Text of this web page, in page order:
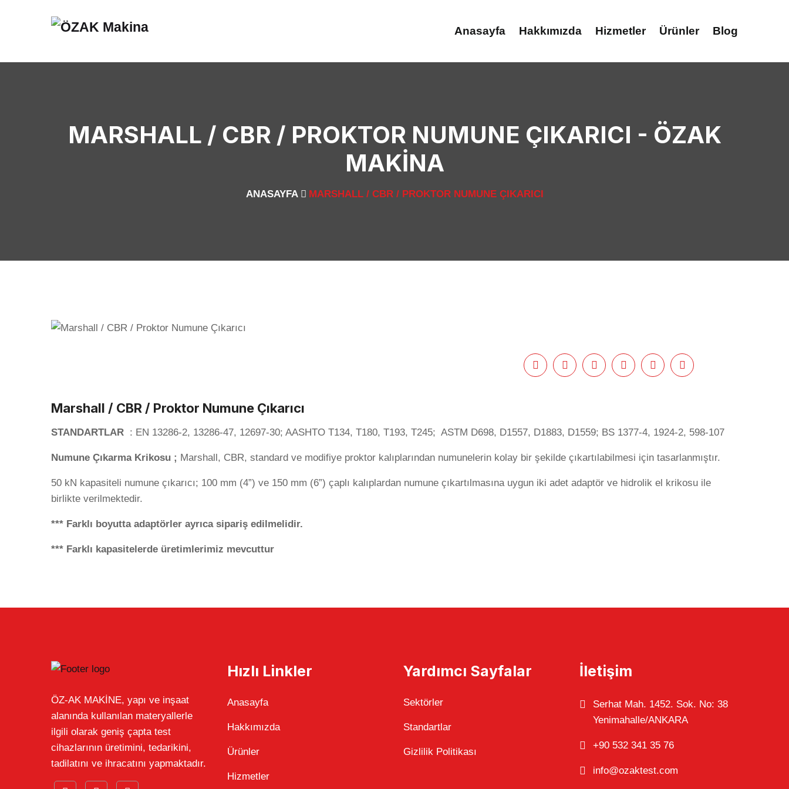
Anasayfa Hakkımızda Hizmetler Ürünler Blog
MARSHALL / CBR / PROKTOR NUMUNE ÇIKARICI - ÖZAK
MAKINA
ANASAYFA MARSHALL / CBR / PROKTOR NUMUNE ÇIKARICI
Marshall / CBR / Proktor Numune Çıkarıcı
STANDARTLAR : EN 13286-2, 13286-47, 12697-30; AASHTO T134, T180, T193, T245; ASTM D698, D1557, D1883, D1559; BS 1377-4, 1924-2, 598-107
Numune Çıkarma Krikosu ; Marshall, CBR, standard ve modifiye proktor kalıplarından numunelerin kolay bir şekilde çıkartılabilmesi için tasarlanmıştır.
50 kN kapasiteli numune çıkarıcı; 100 mm (4”) ve 150 mm (6”) çaplı kalıplardan numune çıkartılmasına uygun iki adet adaptör ve hidrolik el krikosu ile
birlikte verilmektedir.
*** Farklı boyutta adaptörler ayrıca sipariş edilmelidir.
*** Farklı kapasitelerde üretimlerimiz mevcuttur
ÖZ-AK MAKİNE, yapı ve inşaat
alanında kullanılan materyallerle
ilgili olarak geniş çapta test
cihazlarının üretimini, tedarikini,
tadilatını ve ihracatını yapmaktadır.
Hızlı Linkler
Anasayfa
Hakkımızda
Ürünler
Hizmetler
Yardımcı Sayfalar
Sektörler
Standartlar
Gizlilik Politikası
İletişim
Serhat Mah. 1452. Sok. No: 38
Yenimahalle/ANKARA
+90 532 341 35 76
info@ozaktest.com